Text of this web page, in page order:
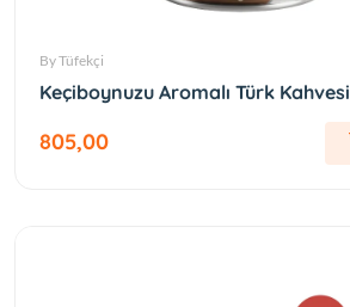
By Tüfekçi
Keçiboynuzu Aromalı Türk Kahvesi
805,00